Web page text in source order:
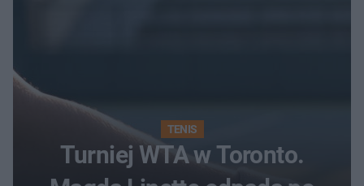
TENIS
Turniej WTA w Toronto.